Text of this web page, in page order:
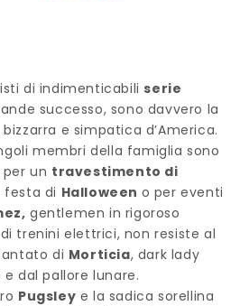
di indimenticabiliserie
successo, sono davvero la
e simpatica d’America.
membri della famiglia sono
un travestimento di
festa di Halloween o per eventi
gentlemen in rigoroso
trenini elettrici, non resiste al
di Morticia, dark lady
dal pallore lunare.
Pugsley e la sadica sorellina